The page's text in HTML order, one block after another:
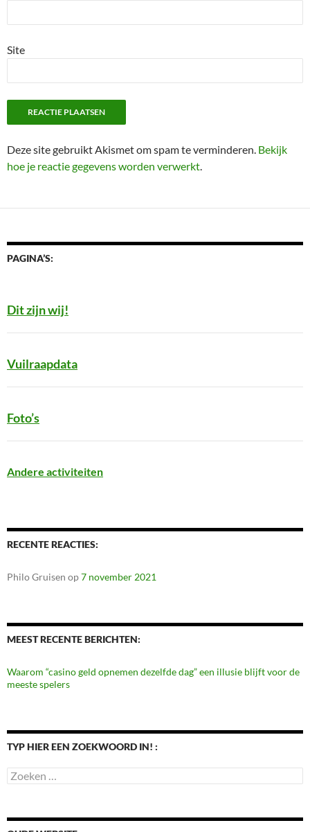
Site
Deze site gebruikt Akismet om spam te verminderen. Bekijk
hoe je reactie gegevens worden verwerkt.
PAGINA’S:
Dit zijn wij!
Vuilraapdata
Foto’s
Andere activiteiten
RECENTE REACTIES:
Philo Gruisen op7 november 2021
MEEST RECENTE BERICHTEN:
Waarom “casino geld opnemen dezelfde dag” een illusie blijft voor de
meeste spelers
TYP HIER EEN ZOEKWOORD IN! :
Zoeken
naar: